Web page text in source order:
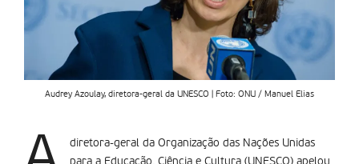
Audrey Azoulay, diretora-geral da UNESCO | Foto: ONU / Manuel Elias
diretora-geral da Organização das Nações Unidas
para a Educação, Ciência e Cultura (UNESCO) apelou